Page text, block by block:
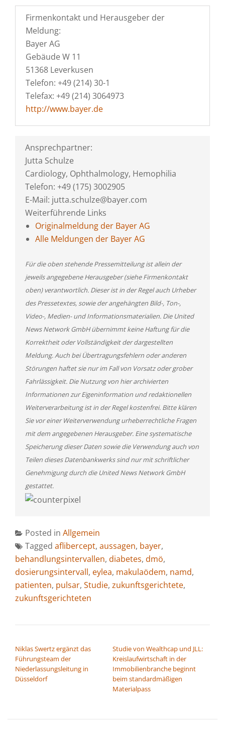
Firmenkontakt und Herausgeber der
Meldung:
Bayer AG
Gebäude W 11
51368 Leverkusen
Telefon: +49 (214) 30-1
Telefax: +49 (214) 3064973
http://www.bayer.de
Ansprechpartner:
Jutta Schulze
Cardiology, Ophthalmology, Hemophilia
Telefon: +49 (175) 3002905
E-Mail: jutta.schulze@bayer.com
Weiterführende Links
Originalmeldung der Bayer AG
Alle Meldungen der Bayer AG
Für die oben stehende Pressemitteilung ist allein der
jeweils angegebene Herausgeber (siehe Firmenkontakt
oben) verantwortlich. Dieser ist in der Regel auch Urheber
des Pressetextes, sowie der angehängten Bild-, Ton-,
Video-, Medien- und Informationsmaterialien. Die United
News Network GmbH übernimmt keine Haftung für die
Korrektheit oder Vollständigkeit der dargestellten
Meldung. Auch bei Übertragungsfehlern oder anderen
Störungen haftet sie nur im Fall von Vorsatz oder grober
Fahrlässigkeit. Die Nutzung von hier archivierten
Informationen zur Eigeninformation und redaktionellen
Weiterverarbeitung ist in der Regel kostenfrei. Bitte klären
Sie vor einer Weiterverwendung urheberrechtliche Fragen
mit dem angegebenen Herausgeber. Eine systematische
Speicherung dieser Daten sowie die Verwendung auch von
Teilen dieses Datenbankwerks sind nur mit schriftlicher
Genehmigung durch die United News Network GmbH
gestattet.
Posted in Allgemein
Tagged aflibercept, aussagen, bayer,
behandlungsintervallen, diabetes, dmö,
dosierungsintervall, eylea, makulaödem, namd,
patienten, pulsar, Studie, zukunftsgerichtete,
zukunftsgerichteten
Niklas Swertz ergänzt das
Führungsteam der
Niederlassungsleitung in
Düsseldorf
Studie von Wealthcap und JLL:
Kreislaufwirtschaft in der
Immobilienbranche beginnt
beim standardmäßigen
Materialpass